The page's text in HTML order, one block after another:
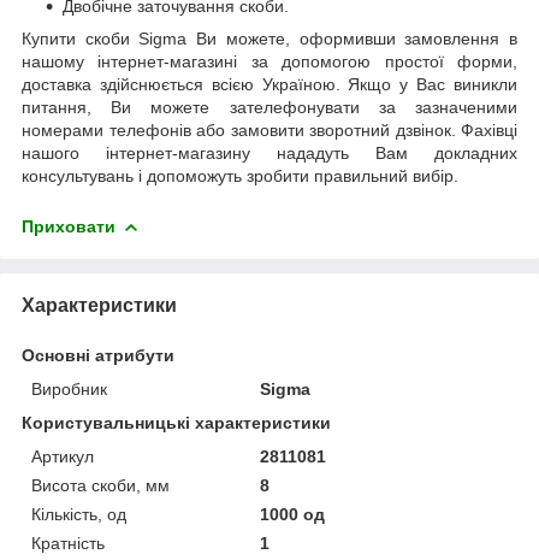
Двобічне заточування скоби.
Купити скоби Sigma Ви можете, оформивши замовлення в
нашому інтернет-магазині за допомогою простої форми,
доставка здійснюється всією Україною. Якщо у Вас виникли
питання, Ви можете зателефонувати за зазначеними
номерами телефонів або замовити зворотний дзвінок. Фахівці
нашого інтернет-магазину нададуть Вам докладних
консультувань і допоможуть зробити правильний вибір.
Приховати
Характеристики
Основні атрибути
Виробник
Sigma
Користувальницькі характеристики
Артикул
2811081
Висота скоби, мм
8
Кількість, од
1000 од
Кратність
1